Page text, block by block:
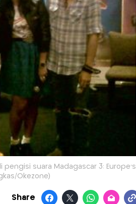
pengisi suara Madagascar 3: Europe's
Okezone)
Share